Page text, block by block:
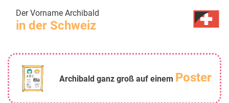
Der Vorname Archibald
in der Schweiz
Archibald ganz groß auf einem Poster